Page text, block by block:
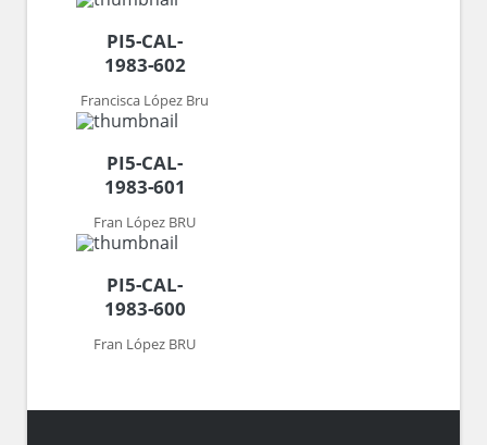
PI5-CAL-
1983-602
Francisca López Bru
PI5-CAL-
1983-601
Fran López BRU
PI5-CAL-
1983-600
Fran López BRU